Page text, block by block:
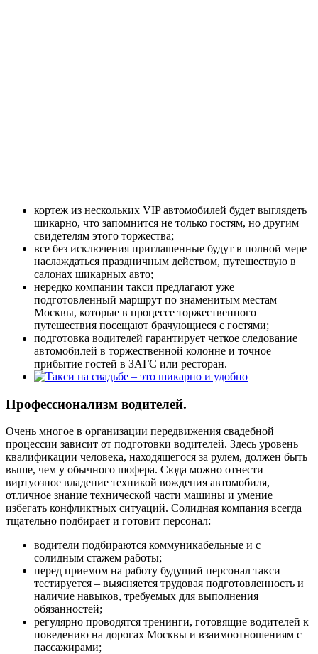
кортеж из нескольких VIP автомобилей будет выглядеть
шикарно, что запомнится не только гостям, но другим
свидетелям этого торжества;
все без исключения приглашенные будут в полной мере
наслаждаться праздничным действом, путешествую в
салонах шикарных авто;
нередко компании такси предлагают уже
подготовленный маршрут по знаменитым местам
Москвы, которые в процессе торжественного
путешествия посещают брачующиеся с гостями;
подготовка водителей гарантирует четкое следование
автомобилей в торжественной колонне и точное
прибытие гостей в ЗАГС или ресторан.
Профессионализм водителей.
Очень многое в организации передвижения свадебной
процессии зависит от подготовки водителей. Здесь уровень
квалификации человека, находящегося за рулем, должен быть
выше, чем у обычного шофера. Сюда можно отнести
виртуозное владение техникой вождения автомобиля,
отличное знание технической части машины и умение
избегать конфликтных ситуаций. Солидная компания всегда
тщательно подбирает и готовит персонал:
водители подбираются коммуникабельные и с
солидным стажем работы;
перед приемом на работу будущий персонал такси
тестируется – выясняется трудовая подготовленность и
наличие навыков, требуемых для выполнения
обязанностей;
регулярно проводятся тренинги, готовящие водителей к
поведению на дорогах Москвы и взаимоотношениям с
пассажирами;